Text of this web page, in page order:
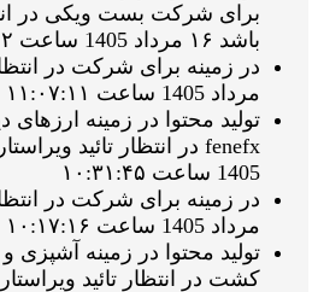
برای شرکت بست ویکی در
باشد ۱۶ مرداد 1405 ساعت ۱۱:۱۴:۰۲
مرداد 1405 ساعت ۱۱:۰۷:۱۱
تولید محتوا در زمینه
1405 ساعت ۱۰:۳۱:۴۵
مرداد 1405 ساعت ۱۰:۱۷:۱۶
تولید محتوا در زمینه